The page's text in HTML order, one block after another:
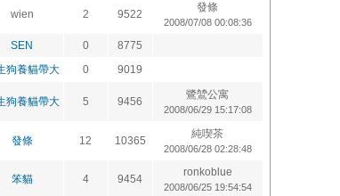
wien 2 9522
發條
2008/07/08 00:08:36
SEN 0
8775
狗養貓帶大 0
9019
狗養貓帶大 5 9456
鷺鷥公寓
2008/06/29 15:17:08
發條 12 10365
純喫茶
2008/06/28 02:28:48
笨貓 4 9454
ronkoblue
2008/06/25 19:54:54